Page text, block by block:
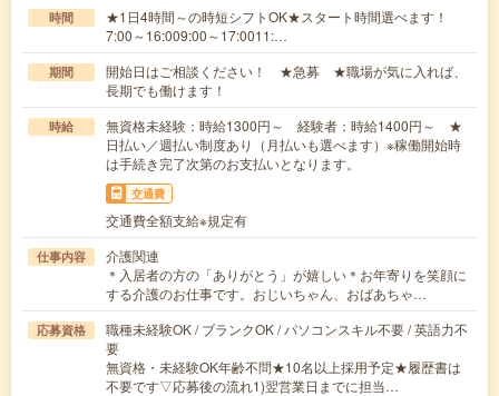
時間
★1日4時間～の時短シフトOK★スタート時間選べます！
7:00～16:009:00～17:0011:…
期間
開始日はご相談ください！ ★急募 ★職場が気に入れば、
長期でも働けます！
時給
無資格未経験：時給1300円～ 経験者：時給1400円～ ★
日払い／週払い制度あり（月払いも選べます）※稼働開始時
は手続き完了次第のお支払いとなります。
交通費
交通費全額支給※規定有
仕事内容
介護関連
＊入居者の方の「ありがとう」が嬉しい＊お年寄りを笑顔に
する介護のお仕事です。おじいちゃん、おばあちゃ…
応募資格
職種未経験OK / ブランクOK / パソコンスキル不要 / 英語力不
要
無資格・未経験OK年齢不問★10名以上採用予定★履歴書は
不要です▽応募後の流れ1)翌営業日までに担当…